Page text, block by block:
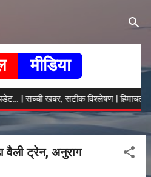
मीडिया
| सच्ची खबर, सटीक विश्लेषण | हिमाचल
वैली ट्रेन, अनुराग